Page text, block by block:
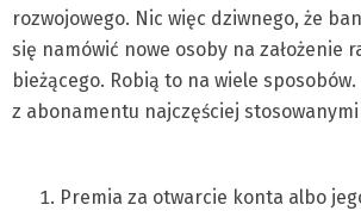
rozwojowego. Nic więc dziwnego, że
się namówić nowe osoby na założenie
bieżącego. Robią to na wiele
z abonamentu najczęściej
Premia za otwarcie konta albo